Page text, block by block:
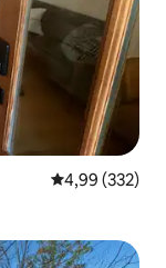
4,99 af 5 í
4,99 (332)